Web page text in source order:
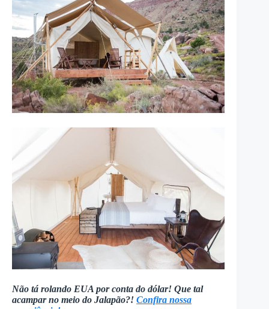
Não tá rolando EUA por conta do dólar! Que tal
acampar no meio do Jalapão?! Confira nossa